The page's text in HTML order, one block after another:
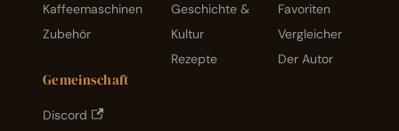
Kaffeemaschinen
Zubehör
Geschichte &
Kultur
Rezepte
Favoriten
Vergleicher
Der Autor
Gemeinschaft
Discord